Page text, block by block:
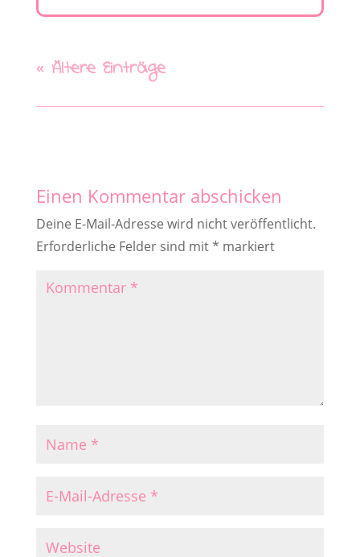
« Ältere Einträge
Einen Kommentar abschicken
Deine E-Mail-Adresse wird nicht veröffentlicht.
Erforderliche Felder sind mit* markiert